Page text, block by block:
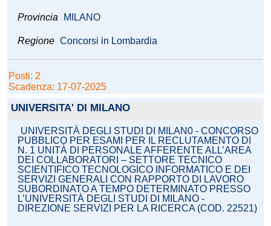
Provincia MILANO
Regione Concorsi in Lombardia
Posti: 2
Scadenza: 17-07-2025
UNIVERSITA' DI MILANO
UNIVERSITÀ DEGLI STUDI DI MILAN0 - CONCORSO
PUBBLICO PER ESAMI PER IL RECLUTAMENTO DI
N. 1 UNITÀ DI PERSONALE AFFERENTE ALL’AREA
DEI COLLABORATORI – SETTORE TECNICO
SCIENTIFICO TECNOLOGICO INFORMATICO E DEI
SERVIZI GENERALI CON RAPPORTO DI LAVORO
SUBORDINATO A TEMPO DETERMINATO PRESSO
L’UNIVERSITÀ DEGLI STUDI DI MILANO -
DIREZIONE SERVIZI PER LA RICERCA (COD. 22521)